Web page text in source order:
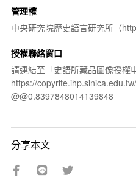
管理權
中央研究院歷史語言研究所（
授權聯絡窗口
請連結至「史語所藏品圖像授權
https://
@@0.8397848014139848
分享本文